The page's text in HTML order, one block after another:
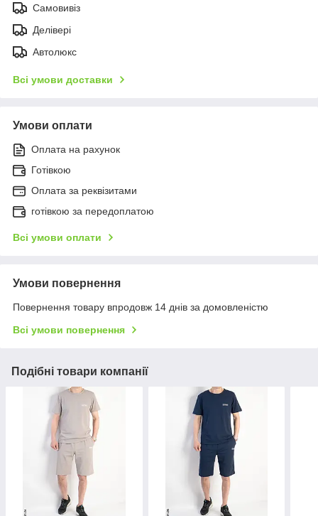
Самовивіз
Делівері
Автолюкс
Всі умови доставки
Умови оплати
Оплата на рахунок
Готівкою
Оплата за реквізитами
готівкою за передоплатою
Всі умови оплати
Умови повернення
Повернення товару впродовж 14 днів за домовленістю
Всі умови повернення
Подібні товари компанії